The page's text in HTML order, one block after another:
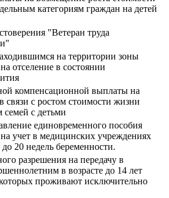
категориям граждан на детей
"Ветеран труда
на территории зоны
отселение в состоянии
компенсационной выплаты на
связи с ростом стоимости жизни
семей с детьми
единовременного пособия
учет в медицинских учреждениях
20 недель беременности.
разрешения на передачу в
в возрасте до 14 лет
проживают исключительно